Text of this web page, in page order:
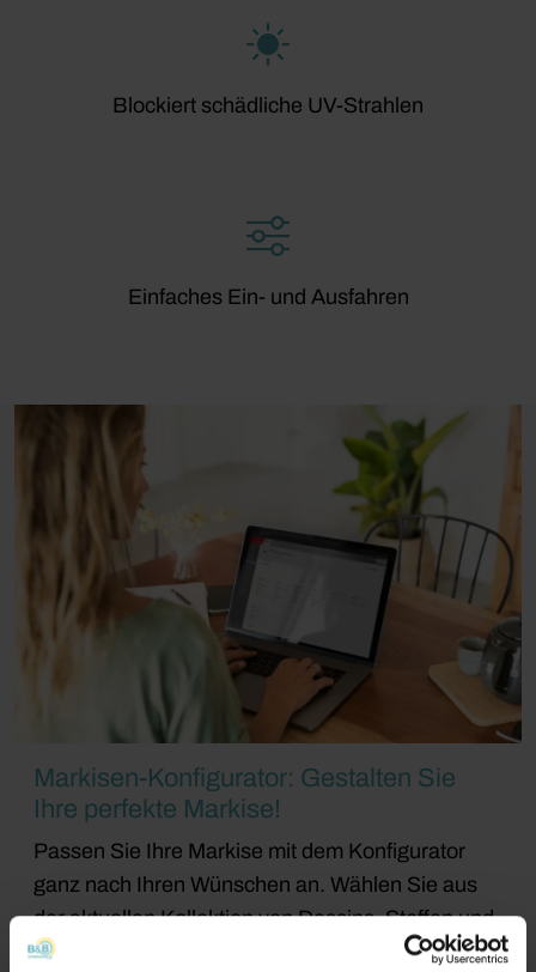
Blockiert schädliche UV-Strahlen
Einfaches Ein- und Ausfahren
Markisen-Konfigurator: Gestalten Sie
Ihre perfekte Markise!
Passen Sie Ihre Markise mit dem Konfigurator
ganz nach Ihren Wünschen an. Wählen Sie aus
der aktuellen Kollektion von Dessins, Stoffen und
Farben sowie optionalen Extras wie